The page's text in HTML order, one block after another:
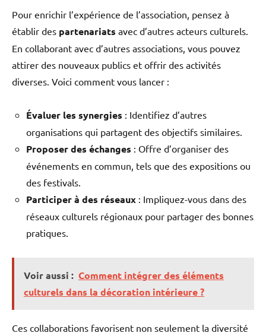
Pour enrichir l’expérience de l’association, pensez à
établir des partenariats avec d’autres acteurs culturels.
En collaborant avec d’autres associations, vous pouvez
attirer des nouveaux publics et offrir des activités
diverses. Voici comment vous lancer :
Évaluer les synergies : Identifiez d’autres
organisations qui partagent des objectifs similaires.
Proposer des échanges : Offre d’organiser des
événements en commun, tels que des expositions ou
des festivals.
Participer à des réseaux : Impliquez-vous dans des
réseaux culturels régionaux pour partager des bonnes
pratiques.
Voir aussi : Comment intégrer des éléments
culturels dans la décoration intérieure ?
Ces collaborations favorisent non seulement la diversité